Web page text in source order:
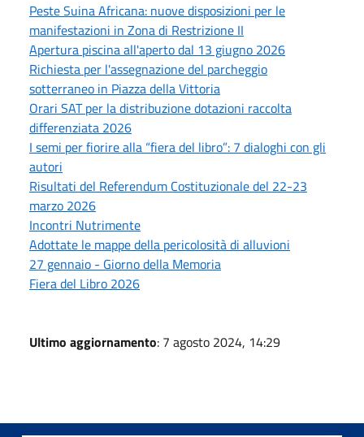
Peste Suina Africana: nuove disposizioni per le
manifestazioni in Zona di Restrizione II
Apertura piscina all'aperto dal 13 giugno 2026
Richiesta per l'assegnazione del parcheggio
sotterraneo in Piazza della Vittoria
Orari SAT per la distribuzione dotazioni raccolta
differenziata 2026
I semi per fiorire alla “fiera del libro”: 7 dialoghi con gli
autori
Risultati del Referendum Costituzionale del 22-23
marzo 2026
Incontri Nutrimente
Adottate le mappe della pericolosità di alluvioni
27 gennaio - Giorno della Memoria
Fiera del Libro 2026
Ultimo aggiornamento: 7 agosto 2024, 14:29